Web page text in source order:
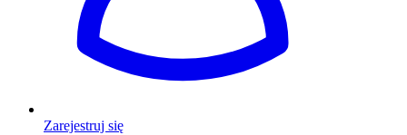
Zarejestruj się